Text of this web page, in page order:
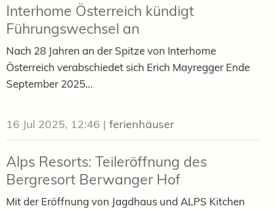
Interhome Österreich kündigt
Führungswechsel an
Nach 28 Jahren an der Spitze von Interhome
Österreich verabschiedet sich Erich Mayregger Ende
September 2025...
16 Jul 2025, 12:46 | ferienhäuser
Alps Resorts: Teileröffnung des
Bergresort Berwanger Hof
Mit der Eröffnung von Jagdhaus und ALPS Kitchen